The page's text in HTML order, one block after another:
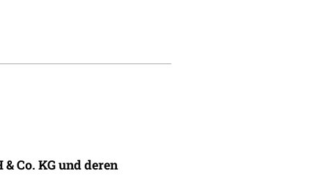
Co. KG und deren